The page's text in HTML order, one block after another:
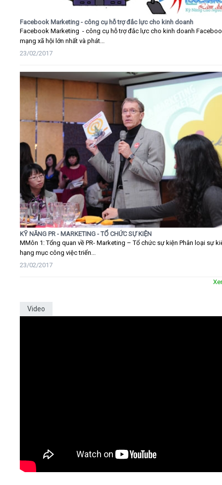
Facebook Marketing - công cụ hỗ trợ đắc lực cho kinh doanh
Facebook Marketing - công cụ hỗ trợ đắc lực cho kinh doanh
mạng xã hội lớn nhất và phát...
23/02/2017
KỸ NĂNG PR - MARKETING - TỔ CHỨC SỰ KIỆN
MMôn 1: Tổng quan về PR- Marketing – Tổ chức sự kiện Phân loại sự
hạng mục công việc triển...
23/02/2017
Video